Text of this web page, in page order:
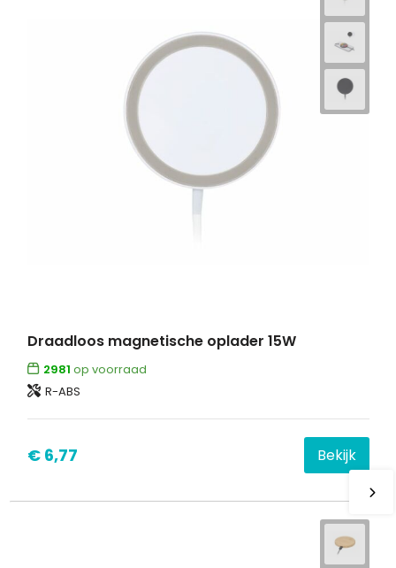
Draadloos magnetische oplader 15W
2981 op voorraad
R-ABS
€ 6,77 Bekijk